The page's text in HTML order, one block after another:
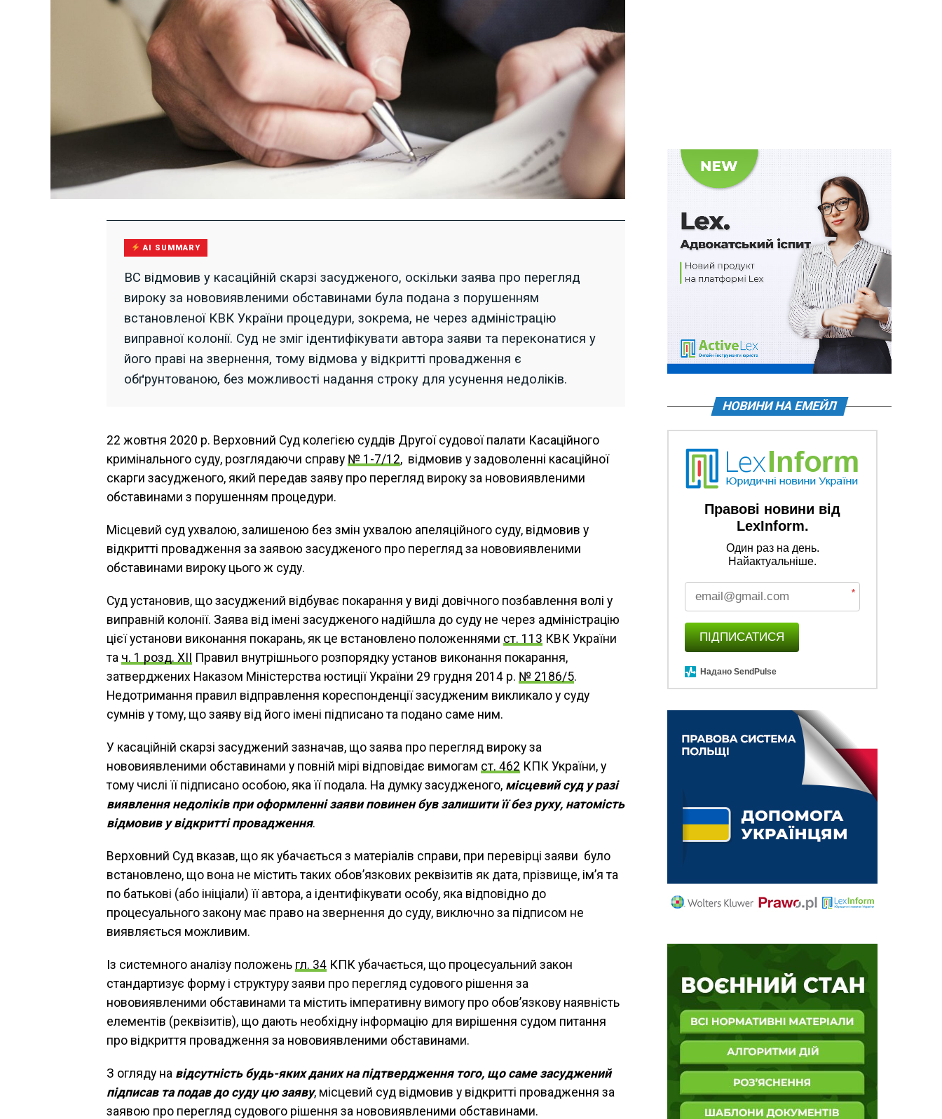
AI SUMMARY
ВС відмовив у касаційній скарзі засудженого, оскільки заява про перегляд
вироку за нововиявленими обставинами була подана з порушенням
встановленої КВК України процедури, зокрема, не через адміністрацію
виправної колонії. Суд не зміг ідентифікувати автора заяви та переконатися у
його праві на звернення, тому відмова у відкритті провадження є
обґрунтованою, без можливості надання строку для усунення недоліків.
22 жовтня 2020 р. Верховний Суд колегією суддів Другої судової палати Касаційного
кримінального суду, розглядаючи справу № 1-7/12, відмовив у задоволенні касаційної
скарги засудженого, який передав заяву про перегляд вироку за нововиявленими
обставинами з порушенням процедури.
Місцевий суд ухвалою, залишеною без змін ухвалою апеляційного суду, відмовив у
відкритті провадження за заявою засудженого про перегляд за нововиявленими
обставинами вироку цього ж суду.
Суд установив, що засуджений відбуває покарання у виді довічного позбавлення волі у
виправній колонії. Заява від імені засудженого надійшла до суду не через адміністрацію
цієї установи виконання покарань, як це встановлено положеннями ст. 113 КВК України
та ч. 1 розд. ХІІ Правил внутрішнього розпорядку установ виконання покарання,
затверджених Наказом Міністерства юстиції України 29 грудня 2014 р. № 2186/5.
Недотримання правил відправлення кореспонденції засудженим викликало у суду
сумнів у тому, що заяву від його імені підписано та подано саме ним.
У касаційній скарзі засуджений зазначав, що заява про перегляд вироку за
нововиявленими обставинами у повній мірі відповідає вимогам ст. 462 КПК України, у
тому числі її підписано особою, яка її подала. На думку засудженого, місцевий суд у разі
виявлення недоліків при оформленні заяви повинен був залишити її без руху, натомість
відмовив у відкритті провадження.
Верховний Суд вказав, що як убачається з матеріалів справи, при перевірці заяви було
встановлено, що вона не містить таких обов’язкових реквізитів як дата, прізвище, ім’я та
по батькові (або ініціали) її автора, а ідентифікувати особу, яка відповідно до
процесуального закону має право на звернення до суду, виключно за підписом не
виявляється можливим.
Із системного аналізу положень гл. 34 КПК убачається, що процесуальний закон
стандартизує форму і структуру заяви про перегляд судового рішення за
нововиявленими обставинами та містить імперативну вимогу про обов’язкову наявність
елементів (реквізитів), що дають необхідну інформацію для вирішення судом питання
про відкриття провадження за нововиявленими обставинами.
З огляду на відсутність будь-яких даних на підтвердження того, що саме засуджений
підписав та подав до суду цю заяву, місцевий суд відмовив у відкритті провадження за
заявою про перегляд судового рішення за нововиявленими обставинами.
НОВИНИ НА ЕМЕЙЛ
Правові новини від
LexInform.
Один раз на день.
Найактуальніше.
*
ПІДПИСАТИСЯ
Надано SendPulse